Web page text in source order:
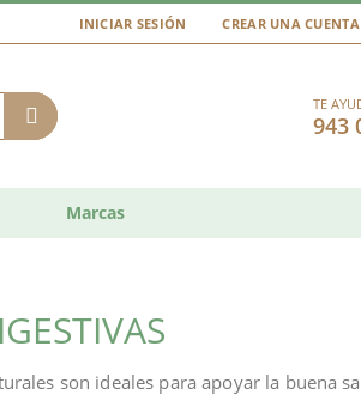
INICIAR SESIÓN CREAR UNA CUENTA
TE
943
Marcas
son ideales para apoyar la buena